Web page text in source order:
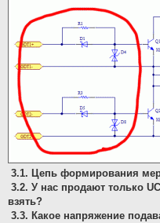
3.1. Цепь формирования
3.2. У нас продают только
взять?
3.3. Какое напряжение